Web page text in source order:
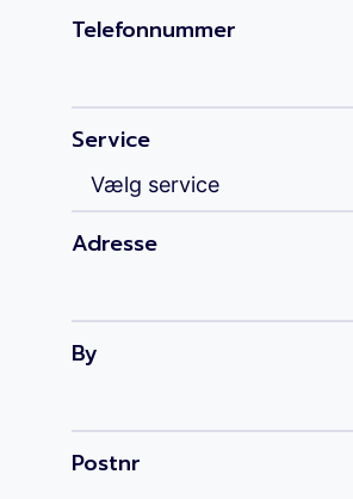
Telefonnummer
Service
Adresse
By
Postnr